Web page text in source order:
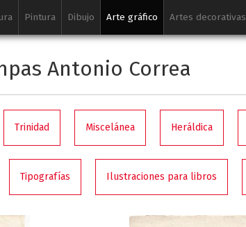
Pintura Dibujo Arte gráfico Artes decorativas
Antonio Correa
Trinidad Miscelánea Heráldica
Tipografías Ilustraciones para libros